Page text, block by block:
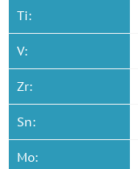
Ti:
V:
Zr:
Sn:
Mo: